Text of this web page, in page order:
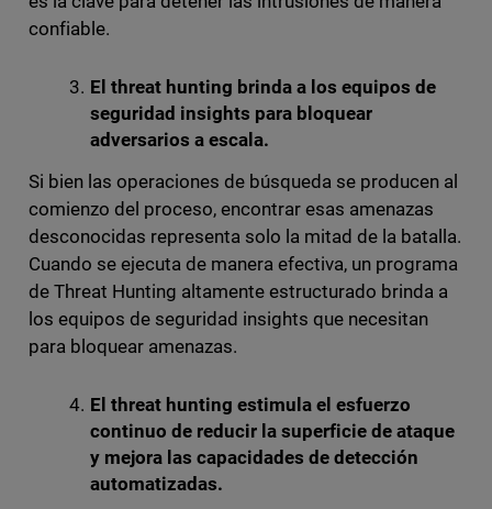
confiable.
El threat hunting brinda a los equipos de
seguridad insights para bloquear
adversarios a escala.
Si bien las operaciones de búsqueda se producen al
comienzo del proceso, encontrar esas amenazas
desconocidas representa solo la mitad de la batalla.
Cuando se ejecuta de manera efectiva, un programa
de Threat Hunting altamente estructurado brinda a
los equipos de seguridad insights que necesitan
para bloquear amenazas.
El threat hunting estimula el esfuerzo
continuo de reducir la superficie de ataque
y mejora las capacidades de detección
automatizadas.